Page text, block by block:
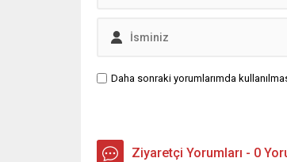
Daha sonraki yorumlarımda
Ziyaretçi Yorumları - 0